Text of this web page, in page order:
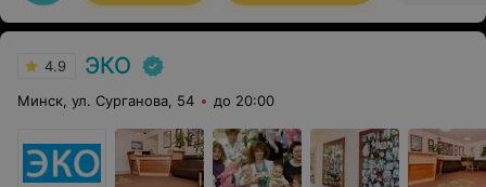
4.9 ЭКО
Минск, ул. Сурганова, 54 до 20:00